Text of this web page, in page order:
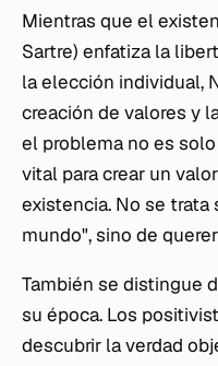
Mientras que el
Sartre) enfatiza la
la elección individual,
creación de valores y
el problema no es
vital para crear un
existencia. No se trata
mundo", sino de
También se distingue
su época. Los
descubrir la verdad